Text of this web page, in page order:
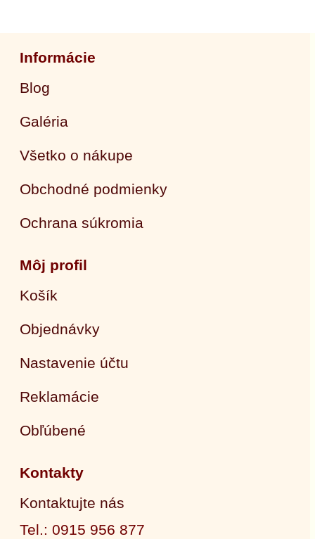
Informácie
Blog
Galéria
Všetko o nákupe
Obchodné podmienky
Ochrana súkromia
Môj profil
Košík
Objednávky
Nastavenie účtu
Reklamácie
Obľúbené
Kontakty
Kontaktujte nás
Tel.: 0915 956 877